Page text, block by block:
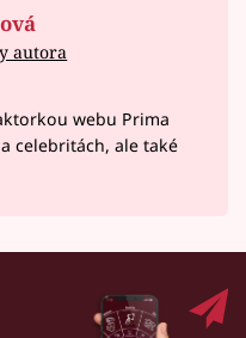
autora
webu Prima
celebritách, ale také